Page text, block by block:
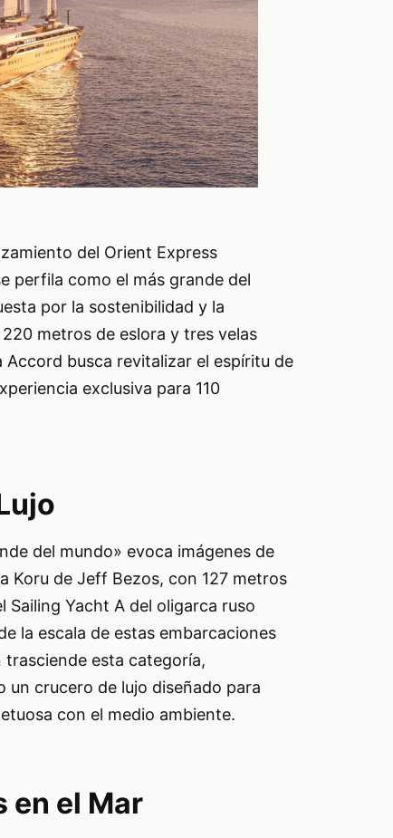
del Orient Express
perfila como el más grande del
por la sostenibilidad y la
metros de eslora y tres velas
busca revitalizar el espíritu de
exclusiva para 110
del mundo» evoca imágenes de
Koru de Jeff Bezos, con 127 metros
Sailing Yacht A del oligarca ruso
la escala de estas embarcaciones
trasciende esta categoría,
crucero de lujo diseñado para
con el medio ambiente.
en el Mar